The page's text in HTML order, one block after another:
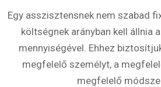
Egy asszisztensnek nem szabad
költségnek arányban kell állnia
mennyiségével. Ehhez
megfelelő személyt, a
megfelelő